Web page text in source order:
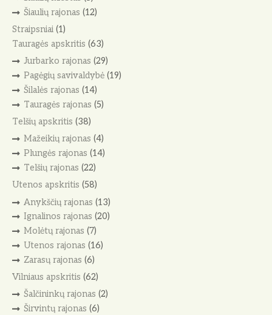
Šiaulių rajonas (12)
Straipsniai (1)
Tauragės apskritis (63)
Jurbarko rajonas (29)
Pagėgių savivaldybė(19)
Šilalės rajonas (14)
Tauragės rajonas (5)
Telšių apskritis (38)
Mažeikių rajonas (4)
Plungės rajonas (14)
Telšių rajonas (22)
Utenos apskritis (58)
Anykščių rajonas (13)
Ignalinos rajonas (20)
Molėtų rajonas (7)
Utenos rajonas (16)
Zarasų rajonas (6)
Vilniaus apskritis (62)
Šalčininkų rajonas (2)
Širvintų rajonas (6)